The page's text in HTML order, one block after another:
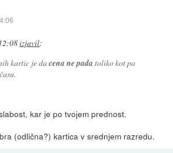
izjavil:
kartic je dacena ne pada toliko kot pa
kar je po tvojem prednost.
(odlična?) kartica v srednjem razredu.